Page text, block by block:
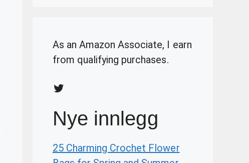
As an Amazon Associate, I earn
from qualifying purchases.
Twitter
Nye innlegg
25 Charming Crochet Flower